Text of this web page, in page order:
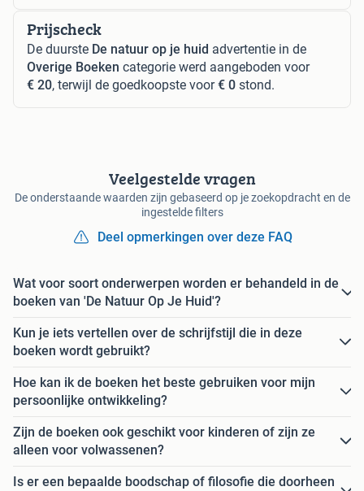
Prijscheck
De duurste De natuur op je huid advertentie in de
Overige Boeken categorie werd aangeboden voor
€ 20, terwijl de goedkoopste voor€ 0 stond.
Veelgestelde vragen
De onderstaande waarden zijn gebaseerd op je zoekopdracht en de
ingestelde filters
Deel opmerkingen over deze FAQ
Wat voor soort onderwerpen worden er behandeld in de
boeken van 'De Natuur Op Je Huid'?
Kun je iets vertellen over de schrijfstijl die in deze
boeken wordt gebruikt?
Hoe kan ik de boeken het beste gebruiken voor mijn
persoonlijke ontwikkeling?
Zijn de boeken ook geschikt voor kinderen of zijn ze
alleen voor volwassenen?
Is er een bepaalde boodschap of filosofie die doorheen